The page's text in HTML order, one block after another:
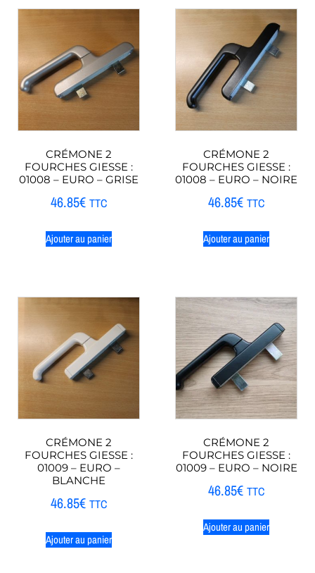
CRÉMONE 2
FOURCHES GIESSE :
01008 – EURO – GRISE
46.85€ TTC
Ajouter au panier
CRÉMONE 2
FOURCHES GIESSE :
01008 – EURO – NOIRE
46.85€ TTC
Ajouter au panier
CRÉMONE 2
FOURCHES GIESSE :
01009 – EURO –
BLANCHE
46.85€ TTC
Ajouter au panier
CRÉMONE 2
FOURCHES GIESSE :
01009 – EURO – NOIRE
46.85€ TTC
Ajouter au panier